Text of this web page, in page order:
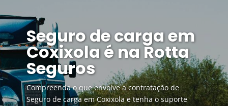
Seguro de carga em
Coxixola é na Rotta
Seguros
Compreenda o que envolve a contratação de
Seguro de carga em Coxixola e tenha o suporte